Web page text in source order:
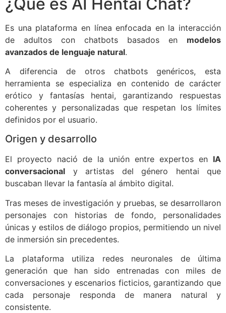
Es una plataforma en línea enfocada en la interacción
de adultos con chatbots basados en modelos
avanzados de lenguaje natural.
A diferencia de otros chatbots genéricos, esta
herramienta se especializa en contenido de carácter
erótico y fantasías hentai, garantizando respuestas
coherentes y personalizadas que respetan los límites
definidos por el usuario.
Origen y desarrollo
El proyecto nació de la unión entre expertos en IA
conversacional y artistas del género hentai que
buscaban llevar la fantasía al ámbito digital.
Tras meses de investigación y pruebas, se desarrollaron
personajes con historias de fondo, personalidades
únicas y estilos de diálogo propios, permitiendo un nivel
de inmersión sin precedentes.
La plataforma utiliza redes neuronales de última
generación que han sido entrenadas con miles de
conversaciones y escenarios ficticios, garantizando que
cada personaje responda de manera natural y
consistente.